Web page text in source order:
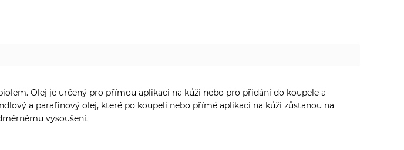
Olej je určený pro přímou aplikaci na kůži nebo pro přidání do koupele a
a parafinový olej, které po koupeli nebo přímé aplikaci na kůži zůstanou na
vysoušení.